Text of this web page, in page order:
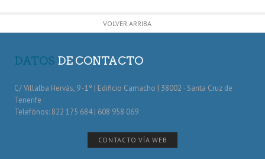
VOLVER ARRIBA
DATOS DE CONTACTO
C/ Villalba Hervás, 9 -1º | Edificio Camacho | 38002 · Santa Cruz de
Tenerife
Telefónos: 822 175 684 | 608 958 069
CONTACTO VÍA WEB